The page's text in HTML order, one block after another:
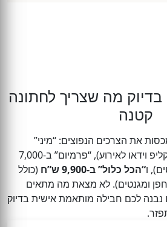
בדיוק מה שצריך לחתונה
קטנה
את הצרכים הנפוצים: “מיני”
ב-3,000 ש”ח (סטילס + קליפ וידאו לאירוע), “פרמיום” ב-7,000
ו“הכל כלול” ב-9,900 ש”ח
(כולל
ומגנטים). לא מצאת מה מתאים
לכם חבילה מותאמת אישית בדיוק